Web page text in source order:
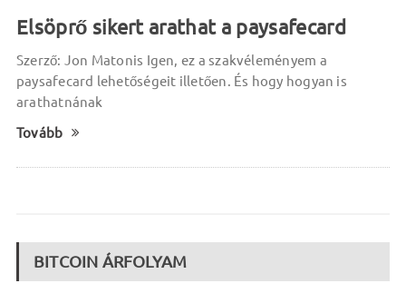
Elsöprő sikert arathat a paysafecard
Szerző: Jon Matonis Igen, ez a szakvéleményem a
paysafecard lehetőségeit illetően. És hogy hogyan is
arathatnának
Tovább
BITCOIN ÁRFOLYAM